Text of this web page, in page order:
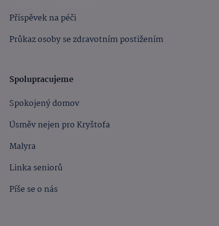
Příspěvek na péči
Průkaz osoby se zdravotním postižením
Spolupracujeme
Spokojený domov
Úsměv nejen pro Kryštofa
Malyra
Linka seniorů
Píše se o nás